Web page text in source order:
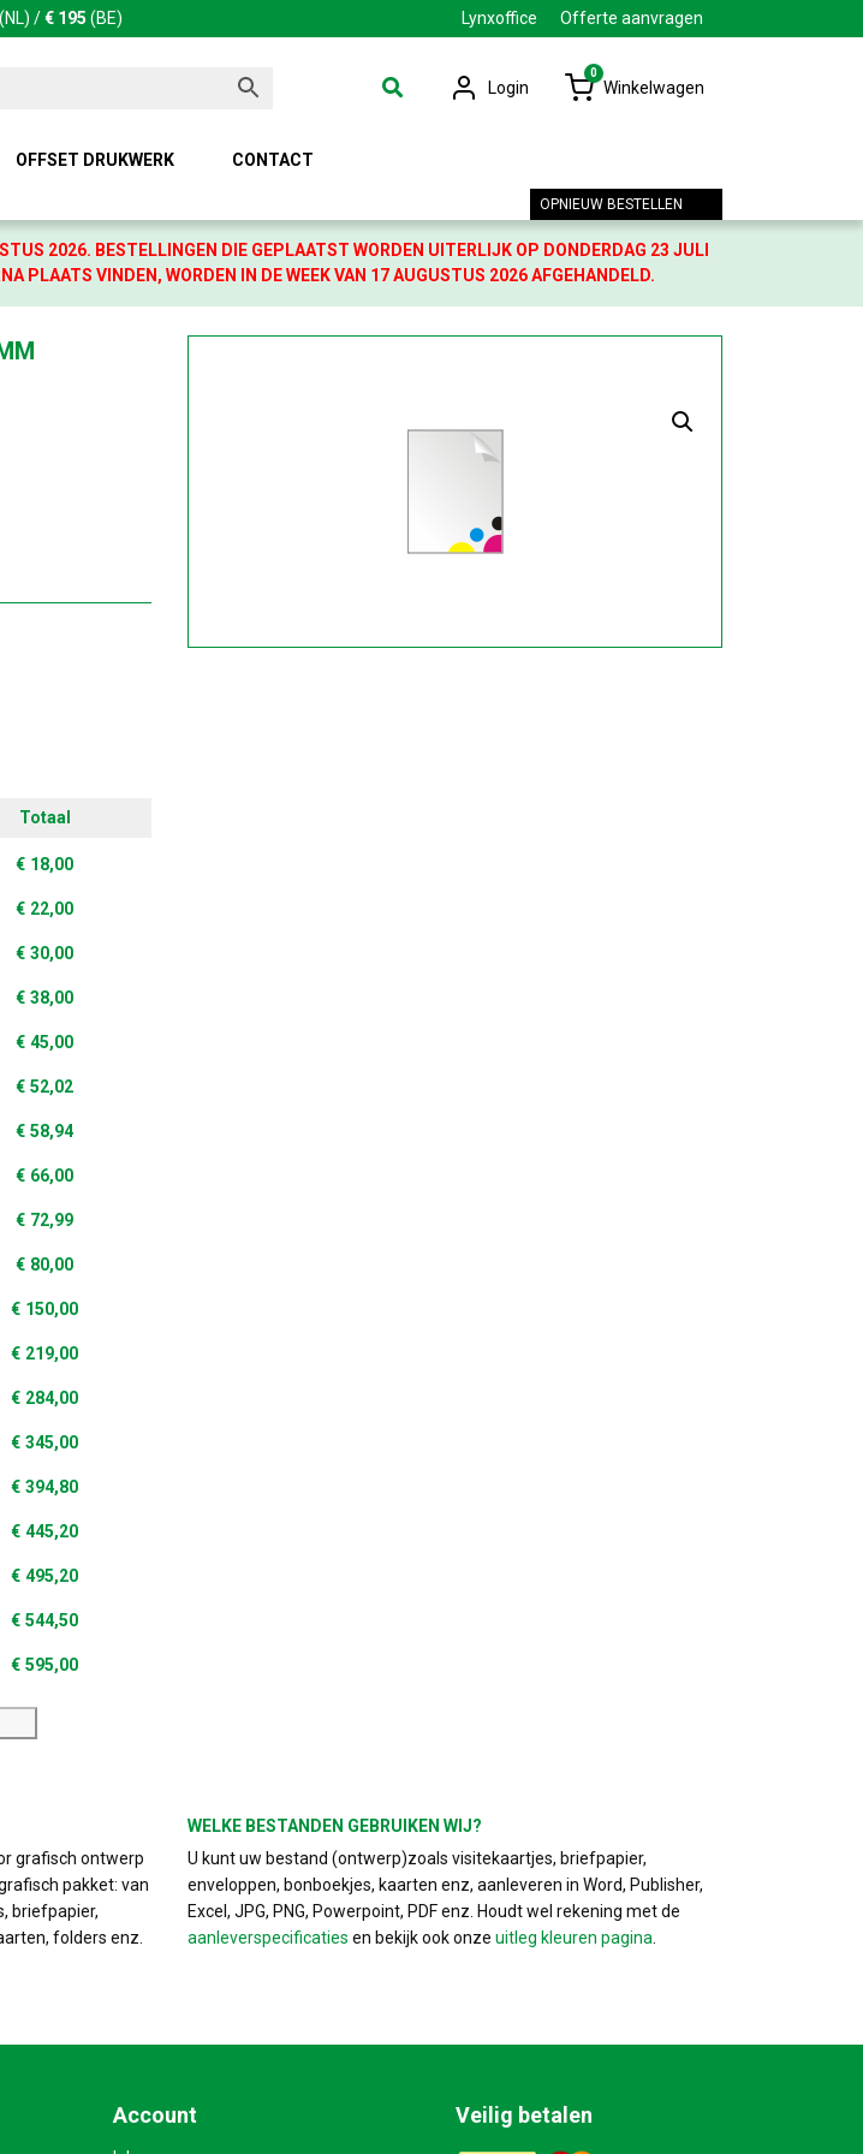
(NL) /€ 195 (BE) Lynxoffice Offerte aanvragen
Login
0
Winkelwagen
OFFSET DRUKWERK CONTACT
OPNIEUW BESTELLEN
2026. BESTELLINGEN DIE GEPLAATST WORDEN UITERLIJK OP DONDERDAG 23 JULI
PLAATS VINDEN, WORDEN IN DE WEEK VAN 17 AUGUSTUS 2026 AFGEHANDELD.
Totaal
€ 18,00
€ 22,00
€ 30,00
€ 38,00
€ 45,00
€ 52,02
€ 58,94
€ 66,00
€ 72,99
€ 80,00
€ 150,00
€ 219,00
€ 284,00
€ 345,00
€ 394,80
€ 445,20
€ 495,20
€ 544,50
€ 595,00
grafisch ontwerp
pakket: van
briefpapier,
folders enz.
WELKE BESTANDEN GEBRUIKEN WIJ?
U kunt uw bestand (ontwerp)zoals visitekaartjes, briefpapier,
enveloppen, bonboekjes, kaarten enz, aanleveren in Word, Publisher,
Excel, JPG, PNG, Powerpoint, PDF enz. Houdt wel rekening met de
aanleverspecificaties en bekijk ook onze uitleg kleuren pagina
Account Veilig betalen